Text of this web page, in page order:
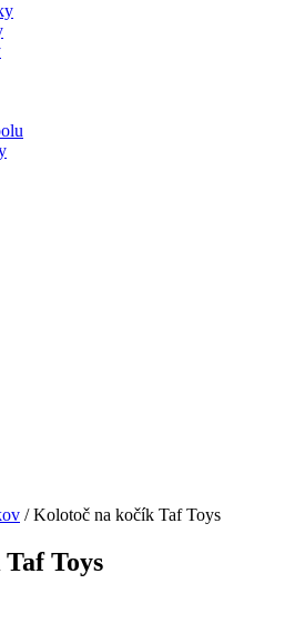
/ Kolotoč na kočík Taf Toys
Toys